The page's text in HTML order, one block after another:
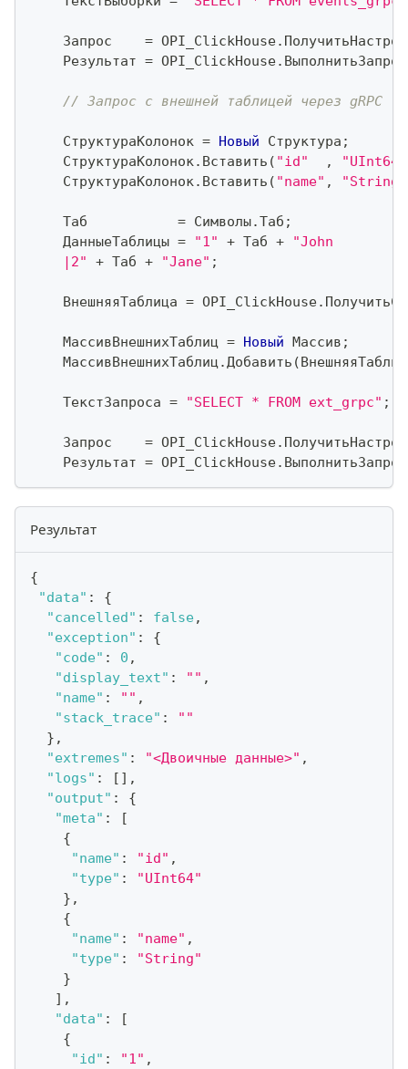
    Запрос
= OPI_ClickHouse.
    Результат
= OPI_ClickHouse. ВыполнитьЗапрос
// Запрос с внешней таблицей через gRPC
    СтруктураКолонок
= Новый Структура ;
    СтруктураКолонок
. Вставить ( "id" , "UInt64"
    СтруктураКолонок
. Вставить ( "name" , "String"
    Таб
= Символы.Таб ;
    ДанныеТаблицы
= "1" + Таб +
"John
    |2"
+ Таб + "Jane" ;
    ВнешняяТаблица
= OPI_ClickHouse.
    МассивВнешнихТаблиц
= Новый Массив ;
    МассивВнешнихТаблиц
.Добавить (
    ТекстЗапроса
= "SELECT * FROM ext_grpc" ;
    Запрос
= OPI_ClickHouse.
    Результат
= OPI_ClickHouse. ВыполнитьЗапрос
Результат
{
"data" :
{
"cancelled" : false,
"exception" :
{
"code" : 0 ,
"display_text" : "" ,
"name" : "" ,
"stack_trace" :
""
} ,
"extremes" : "<Двоичные данные>" ,
"logs" : [ ] ,
"output" :
{
"meta" :
[
{
"name" : "id" ,
"type" :
"UInt64"
} ,
{
"name" : "name" ,
"type" :
"String"
}
] ,
"data" :
[
{
"id" : "1" ,